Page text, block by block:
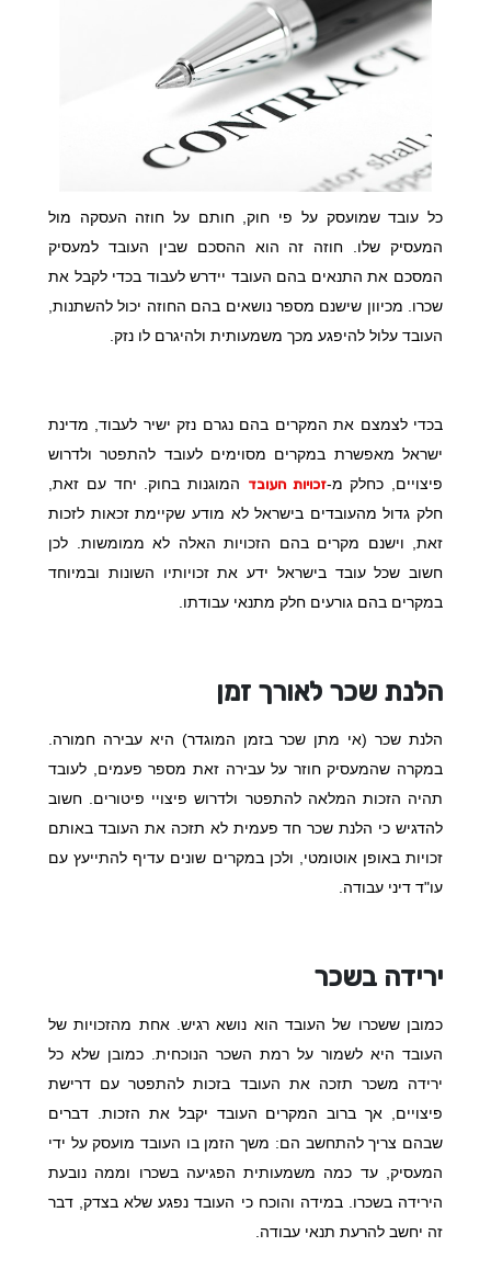
כל עובד שמועסק על פי חוק, חותם על חוזה העסקה מול
המעסיק שלו. חוזה זה הוא ההסכם שבין העובד למעסיק
המסכם את התנאים בהם העובד יידרש לעבוד בכדי לקבל את
שכרו. מכיוון שישנם מספר נושאים בהם החוזה יכול להשתנות,
העובד עלול להיפגע מכך משמעותית ולהיגרם לו נזק.
בכדי לצמצם את המקרים בהם נגרם נזק ישיר לעבוד, מדינת
ישראל מאפשרת במקרים מסוימים לעובד להתפטר ולדרוש
פיצויים, כחלק מ-זכויות העובד המוגנות בחוק. יחד עם זאת,
חלק גדול מהעובדים בישראל לא מודע שקיימת זכאות לזכות
זאת, וישנם מקרים בהם הזכויות האלה לא ממומשות. לכן
חשוב שכל עובד בישראל ידע את זכויותיו השונות ובמיוחד
במקרים בהם גורעים חלק מתנאי עבודתו.
הלנת שכר לאורך זמן
הלנת שכר (אי מתן שכר בזמן המוגדר) היא עבירה חמורה.
במקרה שהמעסיק חוזר על עבירה זאת מספר פעמים, לעובד
תהיה הזכות המלאה להתפטר ולדרוש פיצויי פיטורים. חשוב
להדגיש כי הלנת שכר חד פעמית לא תזכה את העובד באותם
זכויות באופן אוטומטי, ולכן במקרים שונים עדיף להתייעץ עם
עו"ד דיני עבודה.
ירידה בשכר
כמובן ששכרו של העובד הוא נושא רגיש. אחת מהזכויות של
העובד היא לשמור על רמת השכר הנוכחית. כמובן שלא כל
ירידה משכר תזכה את העובד בזכות להתפטר עם דרישת
פיצויים, אך ברוב המקרים העובד יקבל את הזכות. דברים
שבהם צריך להתחשב הם: משך הזמן בו העובד מועסק על ידי
המעסיק, עד כמה משמעותית הפגיעה בשכרו וממה נובעת
הירידה בשכרו. במידה והוכח כי העובד נפגע שלא בצדק, דבר
זה יחשב להרעת תנאי עבודה.